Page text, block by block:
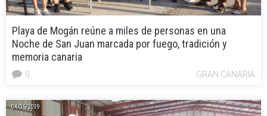
Playa de Mogán reúne a miles de personas en una
Noche de San Juan marcada por fuego, tradición y
memoria canaria
GRAN CANARIA
0
04/05/2019